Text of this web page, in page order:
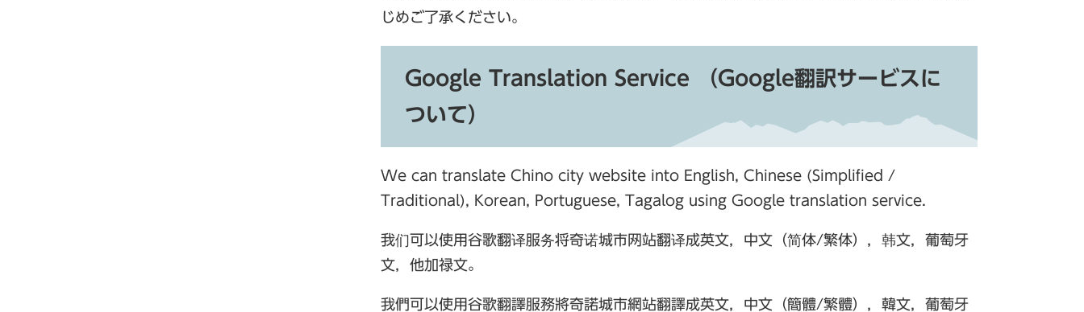
じめご了承ください。
Google Translation Service （Google翻訳サービスに
ついて）
We can translate Chino city website into English, Chinese (Simplified /
Traditional), Korean, Portuguese, Tagalog using Google translation service.
我们可以使用谷歌翻译服务将奇诺城市网站翻译成英文，中文（简体/繁体），韩文，葡萄牙
文，他加禄文。
我們可以使用谷歌翻譯服務將奇諾城市網站翻譯成英文，中文（簡體/繁體），韓文，葡萄牙